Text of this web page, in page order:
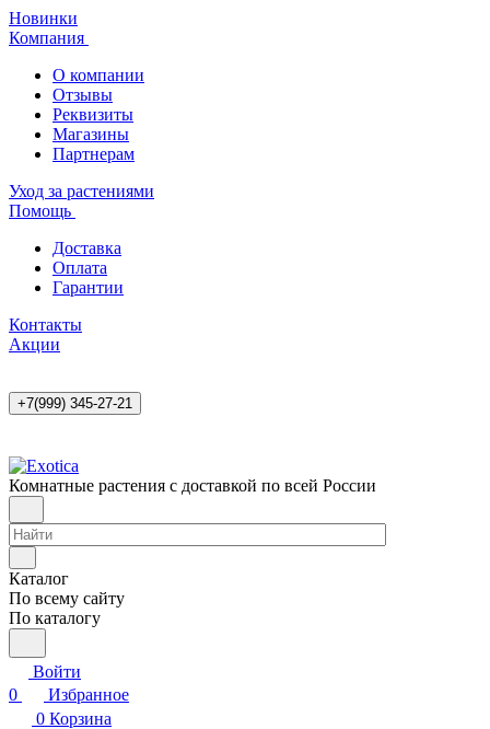
Новинки
Компания
О компании
Отзывы
Реквизиты
Магазины
Партнерам
Уход за растениями
Помощь
Доставка
Оплата
Гарантии
Контакты
Акции
+7(999) 345-27-21
Комнатные растения с доставкой по всей России
Каталог
По всему сайту
По каталогу
Войти
0
Избранное
0 Корзина